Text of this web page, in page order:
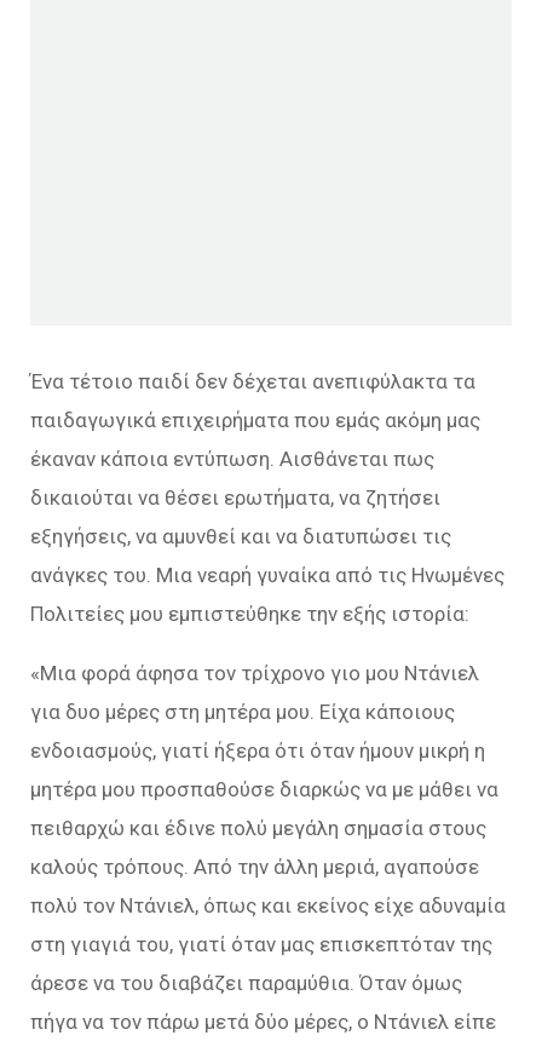
Ένα τέτοιο παιδί δεν δέχεται ανεπιφύλακτα τα
παιδαγωγικά επιχειρήματα που εμάς ακόμη μας
έκαναν κάποια εντύπωση. Αισθάνεται πως
δικαιούται να θέσει ερωτήματα, να ζητήσει
εξηγήσεις, να αμυνθεί και να διατυπώσει τις
ανάγκες του. Μια νεαρή γυναίκα από τις Ηνωμένες
Πολιτείες μου εμπιστεύθηκε την εξής ιστορία:
«Μια φορά άφησα τον τρίχρονο γιο μου Ντάνιελ
για δυο μέρες στη μητέρα μου. Είχα κάποιους
ενδοιασμούς, γιατί ήξερα ότι όταν ήμουν μικρή η
μητέρα μου προσπαθούσε διαρκώς να με μάθει να
πειθαρχώ και έδινε πολύ μεγάλη σημασία στους
καλούς τρόπους. Από την άλλη μεριά, αγαπούσε
πολύ τον Ντάνιελ, όπως και εκείνος είχε αδυναμία
στη γιαγιά του, γιατί όταν μας επισκεπτόταν της
άρεσε να του διαβάζει παραμύθια. Όταν όμως
πήγα να τον πάρω μετά δύο μέρες, ο Ντάνιελ είπε